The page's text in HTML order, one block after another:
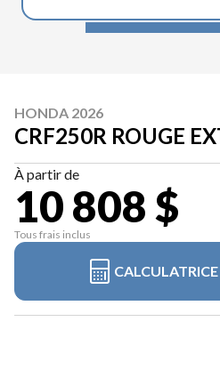
HONDA 2026
CRF250R ROUGE
À partir de
10 808 $
Tous frais inclus